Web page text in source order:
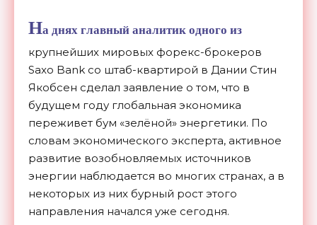
На днях главный аналитик одного из
крупнейших мировых форекс-брокеров
Saxo Bank со штаб-квартирой в Дании Стин
Якобсен сделал заявление о том, что в
будущем году глобальная экономика
переживет бум «зелёной» энергетики. По
словам экономического эксперта, активное
развитие возобновляемых источников
энергии наблюдается во многих странах, а в
некоторых из них бурный рост этого
направления начался уже сегодня.